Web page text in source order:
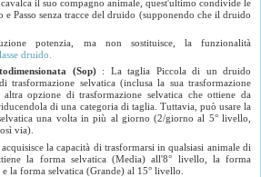
il suo compagno animale, quest'ultimo condivide le
e Passo senza tracce del druido (supponendo che il druido
potenzia, ma non sostituisce, la funzionalità
druido.
(Sop): La taglia Piccola di un druido
trasformazione selvatica (inclusa la sua trasformazione
altra opzione di trasformazione selvatica che ottiene da
di una categoria di taglia. Tuttavia, può usare la
una volta in più al giorno (2/giorno al 5° livello,
via).
la capacità di trasformarsi in qualsiasi animale di
la forma selvatica (Media) all'8° livello, la forma
la forma selvatica (Grande) al 15° livello.